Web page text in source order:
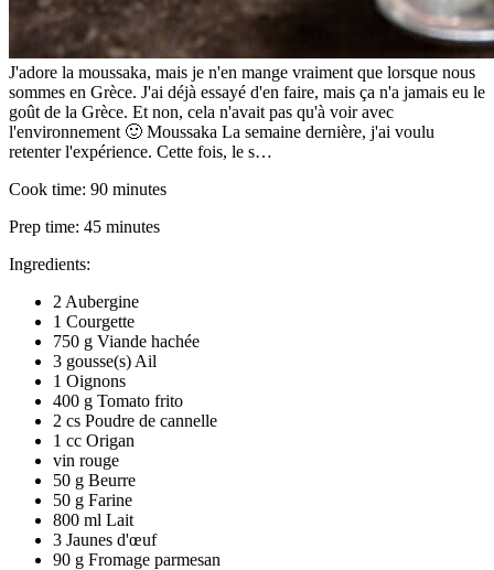
J'adore la moussaka, mais je n'en mange vraiment que lorsque nous
sommes en Grèce. J'ai déjà essayé d'en faire, mais ça n'a jamais eu le
goût de la Grèce. Et non, cela n'avait pas qu'à voir avec
l'environnement 🙂 Moussaka La semaine dernière, j'ai voulu
retenter l'expérience. Cette fois, le s…
Cook time: 90 minutes
Prep time: 45 minutes
Ingredients:
2 Aubergine
1 Courgette
750 g Viande hachée
3 gousse(s) Ail
1 Oignons
400 g Tomato frito
2 cs Poudre de cannelle
1 cc Origan
vin rouge
50 g Beurre
50 g Farine
800 ml Lait
3 Jaunes d'œuf
90 g Fromage parmesan